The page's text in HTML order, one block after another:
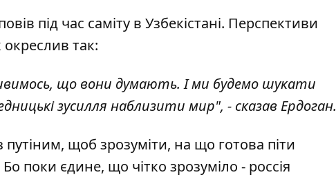
під час саміту в Узбекістані. Перспективи
так:
що вони думають. І ми будемо шукати
зусилля наблизити мир", - сказав Ердоган.
путіним, щоб зрозуміти, на що готова піти
поки єдине, що чітко зрозуміло - россія